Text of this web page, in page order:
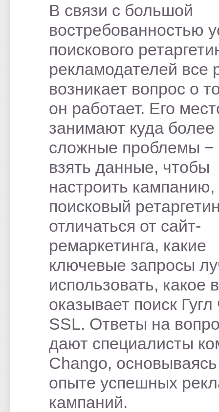
В связи с большой
востребованностью
поискового
рекламодателей все
возникает вопрос о
он работает. Его
занимают куда более
сложные проблемы −
взять данные, чтобы
настроить
поисковый
отличаться от сайт-
ремаркетинга, какие
ключевые запросы
использовать, какое
оказывает поиск Гугл
SSL. Ответы на
дают специалисты
Chango,
опыте успешных
кампаний.